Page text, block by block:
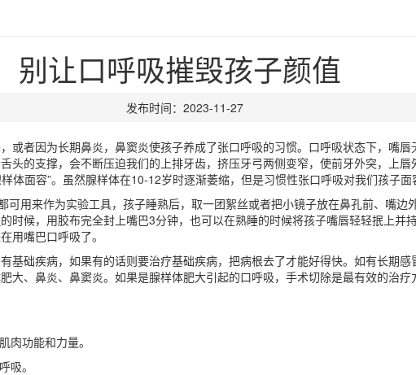
别让口呼吸摧毁孩子颜值
发布时间：2023-11-27
或者因为长期鼻炎，鼻窦炎使孩子养成了张口呼吸的习惯。口呼吸状态下，嘴
头的支撑，会不断压迫我们的上排牙齿，挤压牙弓两侧变窄，使前牙外突，上
体面容”。虽然腺样体在10-12岁时逐渐萎缩，但是习惯性张口呼吸对我们孩子
可用来作为实验工具，孩子睡熟后，取一团絮丝或者把小镜子放在鼻孔前、嘴
时候，用胶布完全封上嘴巴3分钟，也可以在熟睡的时候将孩子嘴唇轻轻抿上并
用嘴巴口呼吸了。
基础疾病，如果有的话则要治疗基础疾病，把病根去了才能好得快。如有长期
大、鼻炎、鼻窦炎。如果是腺样体肥大引起的口呼吸，手术切除是最有效的治
肉功能和力量。
吸。